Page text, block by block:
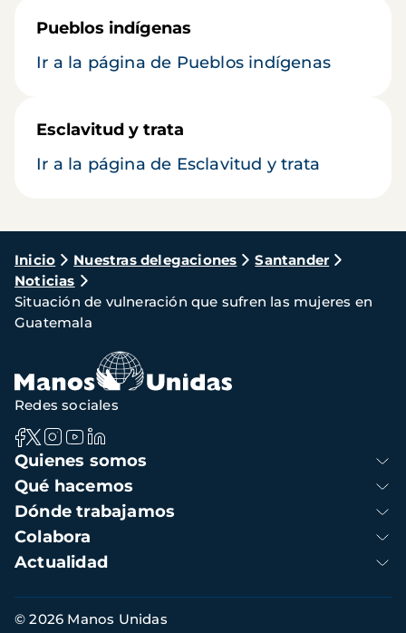
Pueblos indígenas
Ir a la página de Pueblos indígenas
Esclavitud y trata
Ir a la página de Esclavitud y trata
Ruta
de
navegación
Inicio Nuestras delegaciones
Santander
Noticias
Situación de vulneración que sufren las mujeres en
Guatemala
Navegación
principal
Quienes somos
Qué hacemos
Dónde trabajamos
Colabora
Actualidad
Redes sociales
Información
© 2026 Manos Unidas